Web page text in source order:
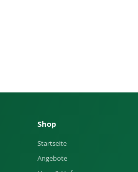
Shop
Startseite
Angebote